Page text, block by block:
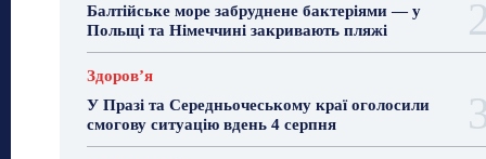
Балтійське море забруднене бактеріями — у
Польщі та Німеччині закривають пляжі
Здоровʼя
У Празі та Середньочеському краї оголосили
смогову ситуацію вдень 4 серпня